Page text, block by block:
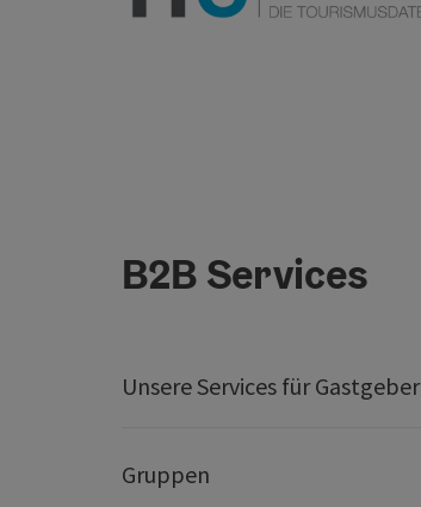
B2B Services
Unsere Services für Gastgeber
Gruppen